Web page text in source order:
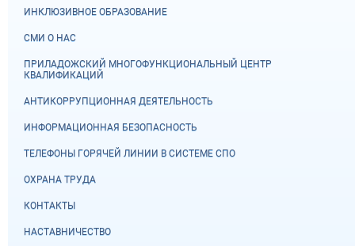
ИНКЛЮЗИВНОЕ ОБРАЗОВАНИЕ
СМИ О НАС
ПРИЛАДОЖСКИЙ МНОГОФУНКЦИОНАЛЬНЫЙ ЦЕНТР
КВАЛИФИКАЦИЙ
АНТИКОРРУПЦИОННАЯ ДЕЯТЕЛЬНОСТЬ
ИНФОРМАЦИОННАЯ БЕЗОПАСНОСТЬ
ТЕЛЕФОНЫ ГОРЯЧЕЙ ЛИНИИ В СИСТЕМЕ СПО
ОХРАНА ТРУДА
КОНТАКТЫ
НАСТАВНИЧЕСТВО